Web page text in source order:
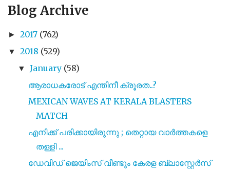
Blog Archive
► 2017 (762)
▼ 2018 (529)
▼ January (58)
ആരാധകരോട് എന്തിനീ ക്രൂരത..?
MEXICAN WAVES AT KERALA BLASTERS
MATCH
എനിക്ക് പരിക്കായിരുന്നു ; തെറ്റായ വാർത്തകളെ
തള്ളി ...
ഡേവിഡ് ജെയിംസ് വീണ്ടും കേരള ബ്ലാസ്റ്റേർസ്